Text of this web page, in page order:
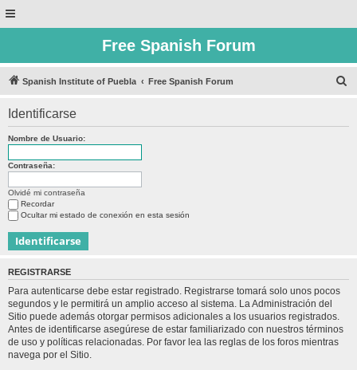
Free Spanish Forum
Spanish Institute of Puebla Free Spanish Forum
Identificarse
Nombre de Usuario:
Contraseña:
Olvidé mi contraseña
Recordar
Ocultar mi estado de conexión en esta sesión
REGISTRARSE
Para autenticarse debe estar registrado. Registrarse tomará solo unos pocos
segundos y le permitirá un amplio acceso al sistema. La Administración del
Sitio puede además otorgar permisos adicionales a los usuarios registrados.
Antes de identificarse asegúrese de estar familiarizado con nuestros términos
de uso y políticas relacionadas. Por favor lea las reglas de los foros mientras
navega por el Sitio.